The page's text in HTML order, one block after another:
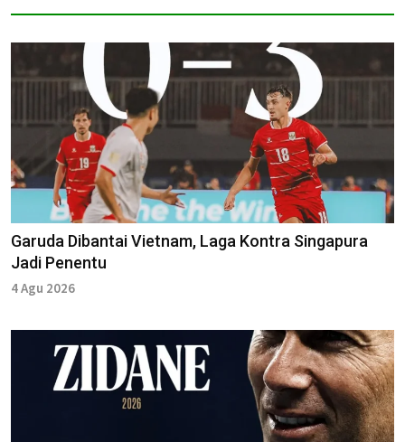
Garuda Dibantai Vietnam, Laga Kontra Singapura
Jadi Penentu
4 Agu 2026